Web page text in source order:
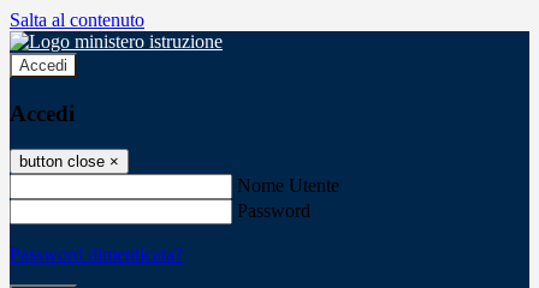
Salta al contenuto
Accedi
Accedi
button close ×
Nome Utente
Password
Password dimenticata?